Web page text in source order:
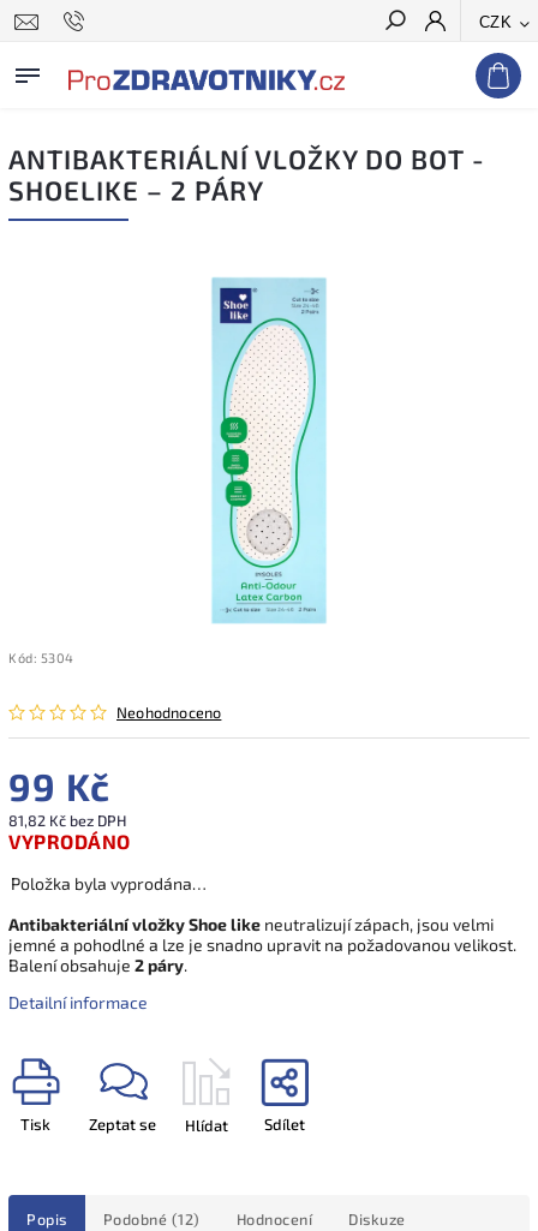
CZK
Hledat
ANTIBAKTERIÁLNÍ VLOŽKY DO BOT -
SHOELIKE – 2 PÁRY
Kód: 5304
Neohodnoceno
99 Kč
81,82 Kč bez DPH
VYPRODÁNO
Položka byla vyprodána…
Antibakteriální vložky Shoe like neutralizují zápach, jsou velmi
jemné a pohodlné a lze je snadno upravit na požadovanou velikost.
Balení obsahuje 2 páry.
Detailní informace
Tisk Zeptat se Hlídat Sdílet
Popis Podobné (12) Hodnocení Diskuze